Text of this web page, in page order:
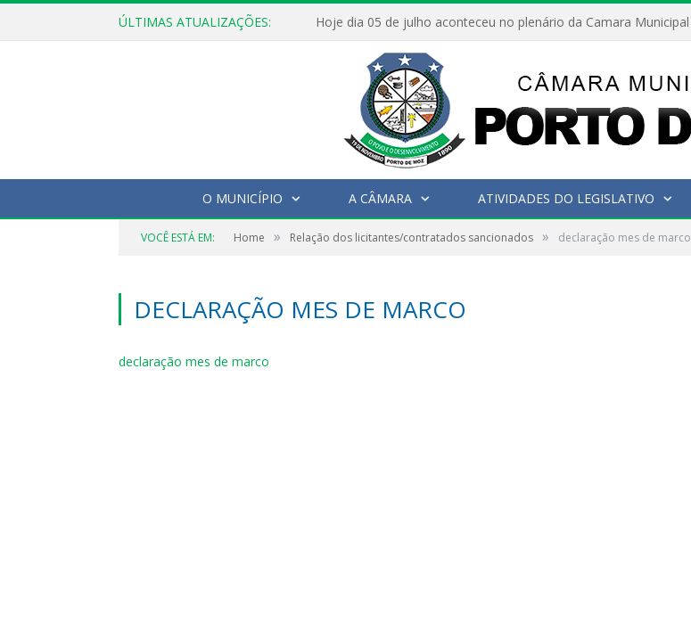
ÚLTIMAS ATUALIZAÇÕES:
O MUNICÍPIO A CÂMARA ATIVIDADES DO LEGISLATIVO
VOCÊ ESTÁ EM: Home » Relação dos licitantes/contratados sancionados » declaração mes de marco
DECLARAÇÃO MES DE MARCO
declaração mes de marco